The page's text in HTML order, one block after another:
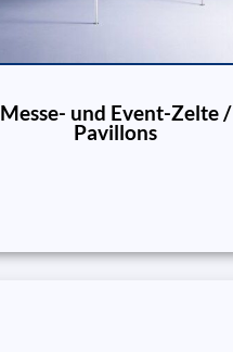
Messe- und Event-Zelte /
Pavillons